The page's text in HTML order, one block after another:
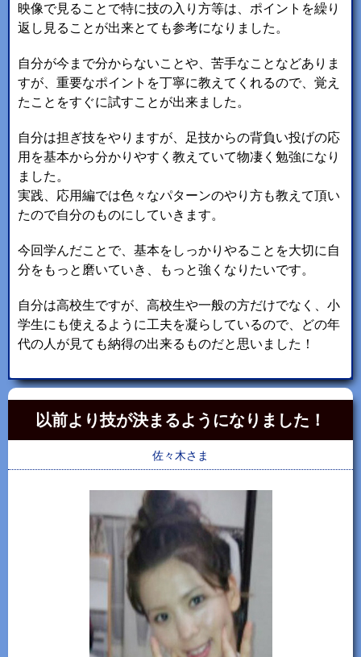
映像で見ることで特に技の入り方等は、ポイントを繰り
返し見ることが出来とても参考になりました。
自分が今まで分からないことや、苦手なことなどありま
すが、重要なポイントを丁寧に教えてくれるので、覚え
たことをすぐに試すことが出来ました。
自分は担ぎ技をやりますが、足技からの背負い投げの応
用を基本から分かりやすく教えていて物凄く勉強になり
ました。
実践、応用編では色々なパターンのやり方も教えて頂い
たので自分のものにしていきます。
今回学んだことで、基本をしっかりやることを大切に自
分をもっと磨いていき、もっと強くなりたいです。
自分は高校生ですが、高校生や一般の方だけでなく、小
学生にも使えるように工夫を凝らしているので、どの年
代の人が見ても納得の出来るものだと思いました！
以前より技が決まるようになりました！
佐々木さま